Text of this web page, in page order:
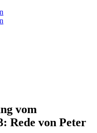
vom
Rede von Peter